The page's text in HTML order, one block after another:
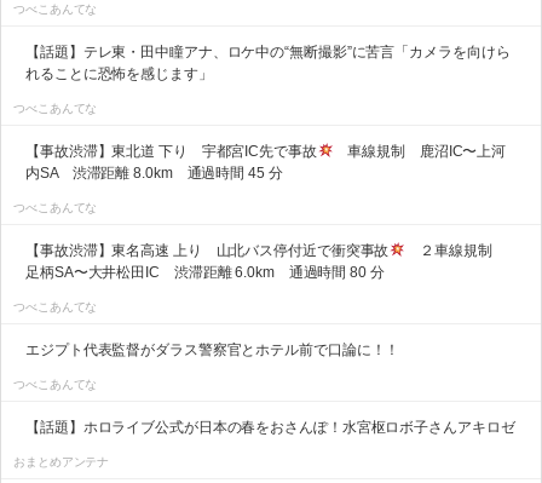
つべこあんてな
【話題】テレ東・田中瞳アナ、ロケ中の“無断撮影”に苦言「カメラを向けら
れることに恐怖を感じます」
つべこあんてな
【事故渋滞】東北道 下り 宇都宮IC先で事故
車線規制 鹿沼IC〜上河
内SA 渋滞距離 8.0km 通過時間 45 分
つべこあんてな
【事故渋滞】東名高速 上り 山北バス停付近で衝突事故
２車線規制
足柄SA〜大井松田IC 渋滞距離 6.0km 通過時間 80 分
つべこあんてな
エジプト代表監督がダラス警察官とホテル前で口論に！！
つべこあんてな
【話題】ホロライブ公式が日本の春をおさんぽ！水宮枢ロボ子さんアキロゼ
おまとめアンテナ